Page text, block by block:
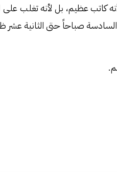
كاتب عظيم، بل لأنه تغلب
صباحاً حتى الثانية عشر